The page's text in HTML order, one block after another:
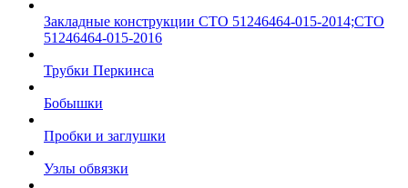
Закладные конструкции СТО 51246464-015-2014;СТО
51246464-015-2016
Трубки Перкинса
Бобышки
Пробки и заглушки
Узлы обвязки